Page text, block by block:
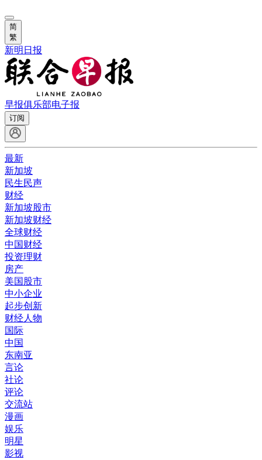
简
繁
新明日报
早报俱乐部电子报
订阅
最新
新加坡
民生民声
财经
新加坡股市
新加坡财经
全球财经
中国财经
投资理财
房产
美国股市
中小企业
起步创新
财经人物
国际
中国
东南亚
言论
社论
评论
交流站
漫画
娱乐
明星
影视